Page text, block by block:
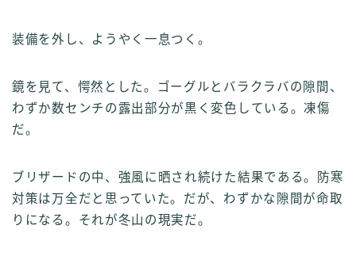
装備を外し、ようやく一息つく。
鏡を見て、愕然とした。ゴーグルとバラクラバの隙間、
わずか数センチの露出部分が黒く変色している。凍傷
だ。
ブリザードの中、強風に晒され続けた結果である。防寒
対策は万全だと思っていた。だが、わずかな隙間が命取
りになる。それが冬山の現実だ。